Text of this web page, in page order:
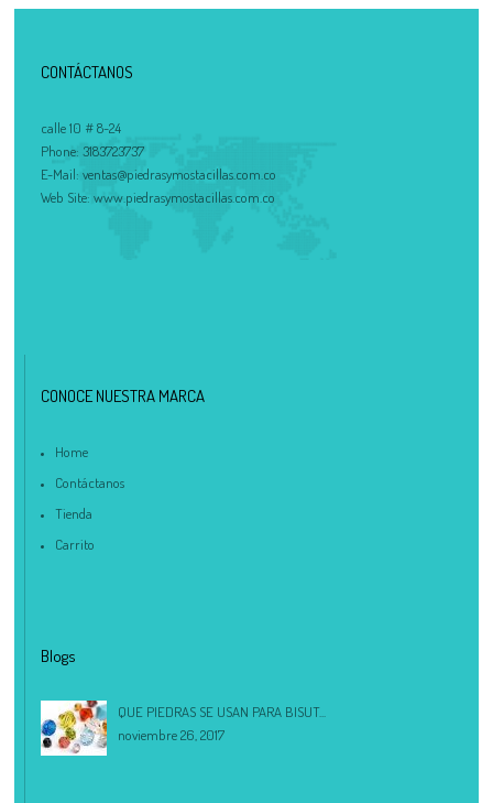
CONTÁCTANOS
calle 10 # 8-24
Phone: 3183723737
E-Mail: ventas@piedrasymostacillas.com.co
Web Site: www.piedrasymostacillas.com.co
CONOCE NUESTRA MARCA
Home
Contáctanos
Tienda
Carrito
Blogs
QUE PIEDRAS SE USAN PARA BISUT...
noviembre 26, 2017